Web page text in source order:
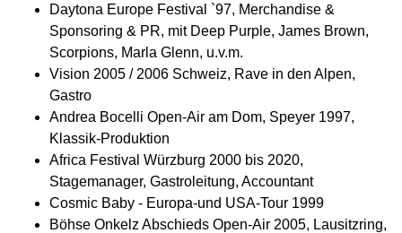
Daytona Europe Festival `97, Merchandise &
Sponsoring & PR, mit Deep Purple, James Brown,
Scorpions, Marla Glenn, u.v.m.
Vision 2005 / 2006 Schweiz, Rave in den Alpen,
Gastro
Andrea Bocelli Open-Air am Dom, Speyer 1997,
Klassik-Produktion
Africa Festival Würzburg 2000 bis 2020,
Stagemanager, Gastroleitung, Accountant
Cosmic Baby - Europa-und USA-Tour 1999
Böhse Onkelz Abschieds Open-Air 2005, Lausitzring,